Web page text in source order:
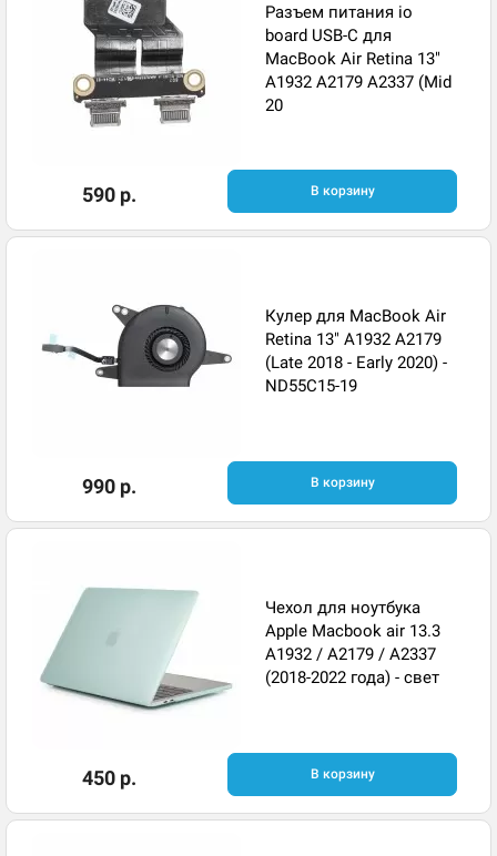
Разъем питания io
board USB-C для
MacBook Air Retina 13"
A1932 A2179 A2337 (Mid
20
590 р. В корзину
Кулер для MacBook Air
Retina 13" A1932 A2179
(Late 2018 - Early 2020) -
ND55C15-19
990 р. В корзину
Чехол для ноутбука
Apple Macbook air 13.3
A1932 / A2179 / A2337
(2018-2022 года) - свет
450 р. В корзину